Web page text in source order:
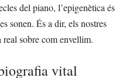
del piano, l’epigenètica és
sonen. És a dir, els nostres
sobre com envellim.
vital